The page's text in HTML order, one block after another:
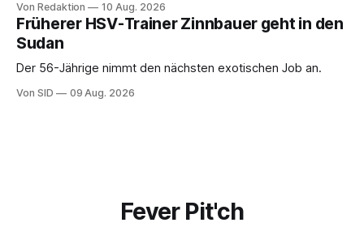
Von Redaktion 10 Aug. 2026
Früherer HSV-Trainer Zinnbauer geht in den
Sudan
Der 56-Jährige nimmt den nächsten exotischen Job an.
Von SID 09 Aug. 2026
Fever Pit'ch